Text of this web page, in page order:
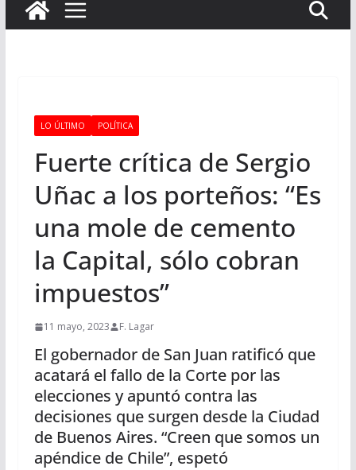
LO ÚLTIMO POLÍTICA
Fuerte crítica de Sergio
Uñac a los porteños: “Es
una mole de cemento
la Capital, sólo cobran
impuestos”
11 mayo, 2023 F. Lagar
El gobernador de San Juan ratificó que
acatará el fallo de la Corte por las
elecciones y apuntó contra las
decisiones que surgen desde la Ciudad
de Buenos Aires. “Creen que somos un
apéndice de Chile”, espetó